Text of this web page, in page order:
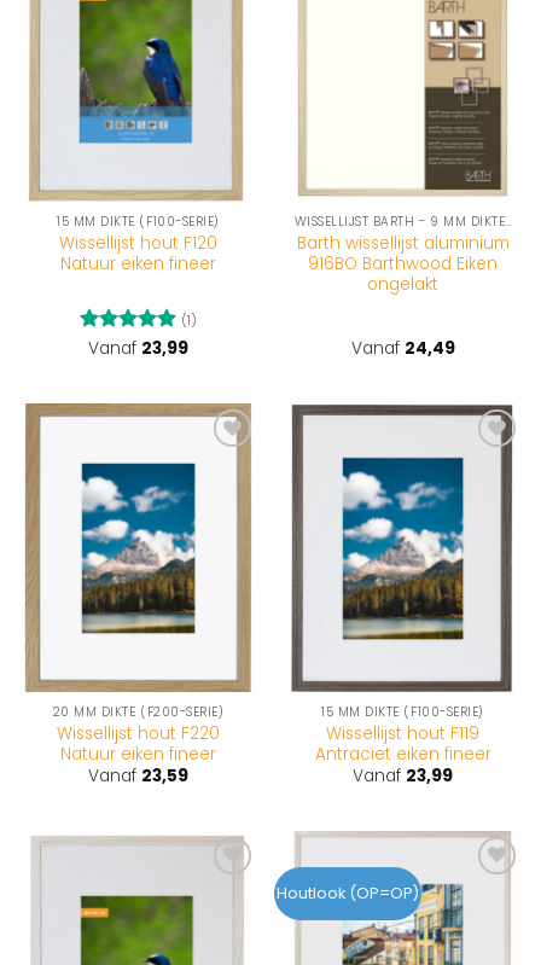
15 MM DIKTE (F100-SERIE)
Wissellijst hout F120
Natuur eiken fineer
Gewaardeerd
(1)
Vanaf 23,99
wenslijst
WISSELLIJST BARTH - 9 MM DIKTE (916-SERIE)
Barth wissellijst aluminium
916BO Barthwood Eiken
ongelakt
Vanaf 24,49
Toevoegen
wenslijst
20 MM DIKTE (F200-SERIE)
Wissellijst hout F220
Natuur eiken fineer
Vanaf 23,59
Toevoegen
wenslijst
15 MM DIKTE (F100-SERIE)
Wissellijst hout F119
Antraciet eiken fineer
Vanaf 23,99
Toevoegen
Houtlook (OP=OP)
Toevoegen
aan
wenslijst